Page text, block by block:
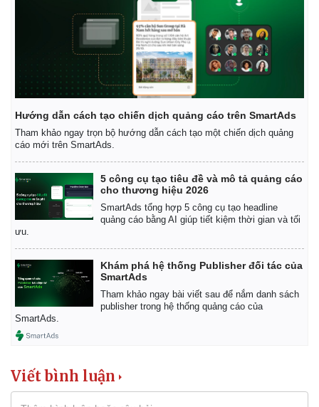
Hướng dẫn cách tạo chiến dịch quảng cáo trên SmartAds
Tham khảo ngay trọn bộ hướng dẫn cách tạo một chiến dịch quảng
cáo mới trên SmartAds.
5 công cụ tạo tiêu đề và mô tả quảng cáo
cho thương hiệu 2026
SmartAds tổng hợp 5 công cụ tạo headline
quảng cáo bằng AI giúp tiết kiệm thời gian và tối
ưu.
Khám phá hệ thống Publisher đối tác của
SmartAds
Tham khảo ngay bài viết sau để nắm danh sách
publisher trong hệ thống quảng cáo của
SmartAds.
Viết bình luận